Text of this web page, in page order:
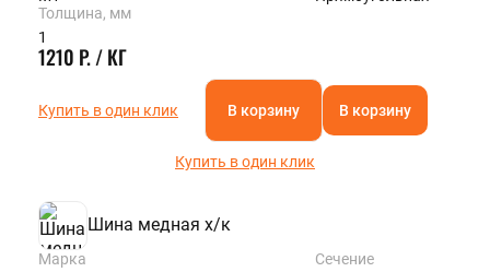
Толщина, мм
1
1210 Р. / КГ
Купить в один клик В корзину В корзину
Купить в один клик
Шина медная х/к
Марка
Сечение